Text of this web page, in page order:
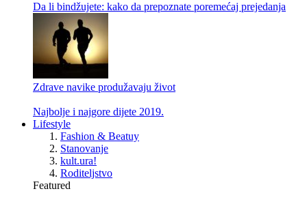
Da li bindžujete: kako da prepoznate poremećaj prejedanja
Zdrave navike produžavaju život
Najbolje i najgore dijete 2019.
Lifestyle
Fashion & Beatuy
Stanovanje
kult.ura!
Roditeljstvo
Featured